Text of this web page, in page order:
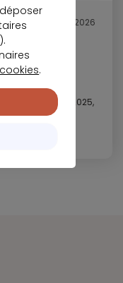
5 août 2026
atteint
le montant
remonte en 2025,
.